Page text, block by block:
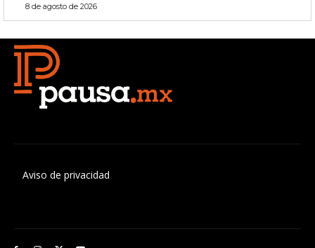
8 de agosto de 2026
Aviso de privacidad